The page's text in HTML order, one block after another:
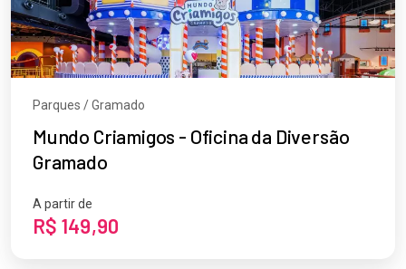
Parques / Gramado
Mundo Criamigos - Oficina da Diversão
Gramado
A partir de
R$ 149,90